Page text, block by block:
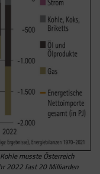
musste Österreich
2022 fast 20 Milliarden